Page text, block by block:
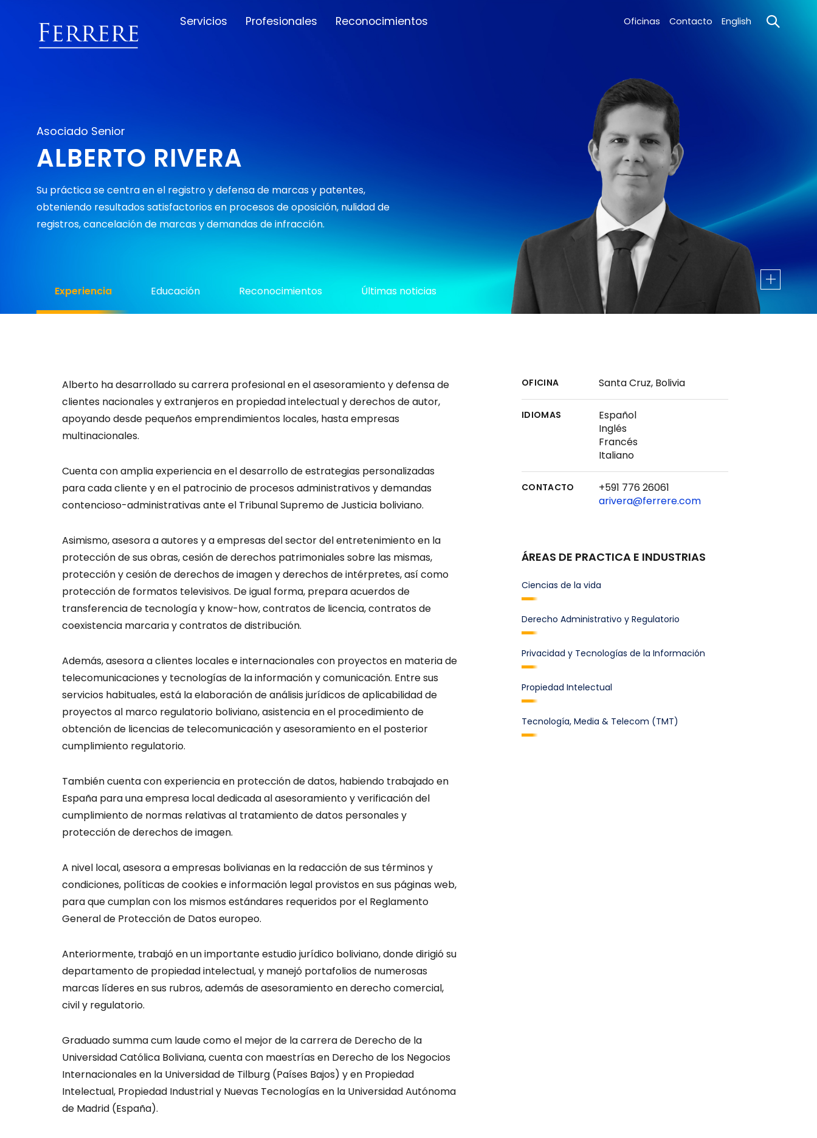
Servicios Profesionales Reconocimientos Oficinas Contacto English
Asociado Senior
ALBERTO RIVERA
Su práctica se centra en el registro y defensa de marcas y patentes,
obteniendo resultados satisfactorios en procesos de oposición, nulidad de
registros, cancelación de marcas y demandas de infracción.
Experiencia Educación Reconocimientos Últimas noticias
Alberto ha desarrollado su carrera profesional en el asesoramiento y defensa de
clientes nacionales y extranjeros en propiedad intelectual y derechos de autor,
apoyando desde pequeños emprendimientos locales, hasta empresas
multinacionales.
Cuenta con amplia experiencia en el desarrollo de estrategias personalizadas
para cada cliente y en el patrocinio de procesos administrativos y demandas
contencioso-administrativas ante el Tribunal Supremo de Justicia boliviano.
Asimismo, asesora a autores y a empresas del sector del entretenimiento en la
protección de sus obras, cesión de derechos patrimoniales sobre las mismas,
protección y cesión de derechos de imagen y derechos de intérpretes, así como
protección de formatos televisivos. De igual forma, prepara acuerdos de
transferencia de tecnología y know-how, contratos de licencia, contratos de
coexistencia marcaria y contratos de distribución.
Además, asesora a clientes locales e internacionales con proyectos en materia de
telecomunicaciones y tecnologías de la información y comunicación. Entre sus
servicios habituales, está la elaboración de análisis jurídicos de aplicabilidad de
proyectos al marco regulatorio boliviano, asistencia en el procedimiento de
obtención de licencias de telecomunicación y asesoramiento en el posterior
cumplimiento regulatorio.
También cuenta con experiencia en protección de datos, habiendo trabajado en
España para una empresa local dedicada al asesoramiento y verificación del
cumplimiento de normas relativas al tratamiento de datos personales y
protección de derechos de imagen.
A nivel local, asesora a empresas bolivianas en la redacción de sus términos y
condiciones, políticas de cookies e información legal provistos en sus páginas web,
para que cumplan con los mismos estándares requeridos por el Reglamento
General de Protección de Datos europeo.
Anteriormente, trabajó en un importante estudio jurídico boliviano, donde dirigió su
departamento de propiedad intelectual, y manejó portafolios de numerosas
marcas líderes en sus rubros, además de asesoramiento en derecho comercial,
civil y regulatorio.
Graduado summa cum laude como el mejor de la carrera de Derecho de la
Universidad Católica Boliviana, cuenta con maestrías en Derecho de los Negocios
Internacionales en la Universidad de Tilburg (Países Bajos) y en Propiedad
Intelectual, Propiedad Industrial y Nuevas Tecnologías en la Universidad Autónoma
de Madrid (España).
OFICINA Santa Cruz, Bolivia
IDIOMAS
Español
Inglés
Francés
Italiano
CONTACTO
+591 776 26061
arivera@ferrere.com
ÁREAS DE PRACTICA E INDUSTRIAS
Ciencias de la vida
Derecho Administrativo y Regulatorio
Privacidad y Tecnologías de la Información
Propiedad Intelectual
Tecnología, Media & Telecom (TMT)